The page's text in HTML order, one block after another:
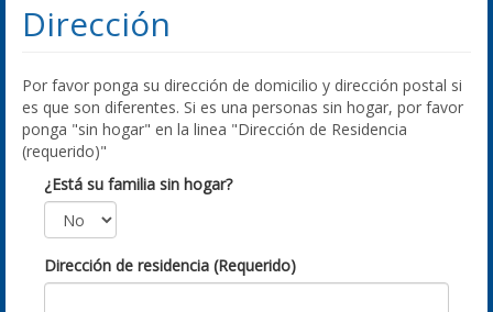
Dirección
Por favor ponga su dirección de domicilio y dirección postal si
es que son diferentes. Si es una personas sin hogar, por favor
ponga "sin hogar" en la linea "Dirección de Residencia
(requerido)"
¿Está su familia sin hogar?
Dirección de residencia (Requerido)